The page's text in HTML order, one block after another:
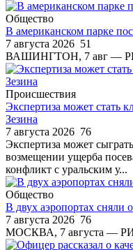
Общество
В американском парке
7 августа 2026 51
ВАШИНГТОН, 7 авг —
Происшествия
Экспертиза может стать
Зезина
7 августа 2026 76
Экспертиза может
возмещении ущерба
конфликт с уральским у...
Общество
В двух аэропортах сняли
7 августа 2026 76
МОСКВА, 7 августа —